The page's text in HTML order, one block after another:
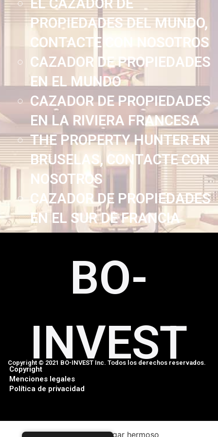
PROPIEDADES DEL MUNDO,
CONTACTE CON NOSOTROS
CAZADOR DE PROPIEDADES
EN EL MUNDO
CAZADOR DE PROPIEDADES
EN LA RIVIERA FRANCESA
THE PROPERTY HUNTER EN
BRUSELAS, CONTACTE CON
NOSOTROS
CAZADOR DE PROPIEDADES
EN EL SUR DE FRANCIA
BO-
INVEST
Copyright © 2021 BO-INVEST Inc. Todos los derechos reservados.
Copyright
Menciones legales
Política de privacidad
Estar en un hogar hermoso